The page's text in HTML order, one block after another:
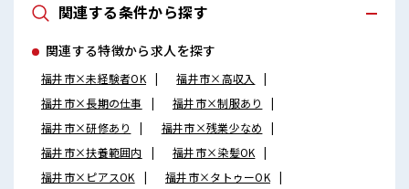
関連する条件から探す
関連する特徴から求人を探す
福井市×未経験者OK
福井市×高収入
福井市×長期の仕事
福井市×制服あり
福井市×研修あり
福井市×残業少なめ
福井市×扶養範囲内
福井市×染髪OK
福井市×ピアスOK
福井市×タトゥーOK